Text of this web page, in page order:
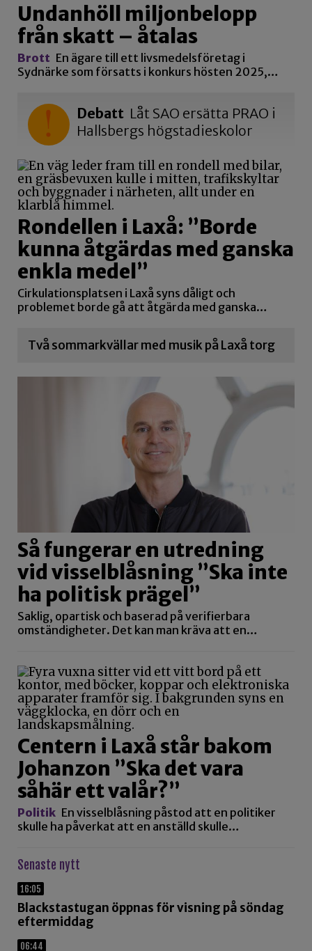
Undanhöll miljonbelopp
från skatt – åtalas
Brott En ägare till ett livsmedelsföretag i
Sydnärke som försatts i konkurs hösten 2025,…
Debatt Låt SAO ersätta PRAO i
Hallsbergs högstadieskolor
Rondellen i Laxå: ”Borde
kunna åtgärdas med ganska
enkla medel”
Cirkulationsplatsen i Laxå syns dåligt och
problemet borde gå att åtgärda med ganska…
Två sommarkvällar med musik på Laxå torg
Så fungerar en utredning
vid visselblåsning ”Ska inte
ha politisk prägel”
Saklig, opartisk och baserad på verifierbara
omständigheter. Det kan man kräva att en…
Centern i Laxå står bakom
Johanzon ”Ska det vara
såhär ett valår?”
Politik En visselblåsning påstod att en politiker
skulle ha påverkat att en anställd skulle…
Senaste nytt
16:05
Blackstastugan öppnas för visning på söndag
eftermiddag
06:44